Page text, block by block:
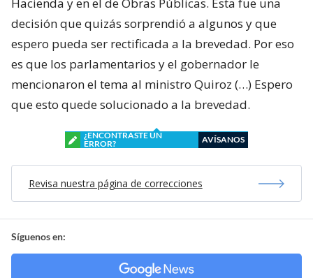
Hacienda y en el de Obras Públicas. Esta fue una
decisión que quizás sorprendió a algunos y que
espero pueda ser rectificada a la brevedad. Por eso
es que los parlamentarios y el gobernador le
mencionaron el tema al ministro Quiroz (…) Espero
que esto quede solucionado a la brevedad.
¿ENCONTRASTE UN
ERROR?
AVÍSANOS
Revisa nuestra página de correcciones
Síguenos en: